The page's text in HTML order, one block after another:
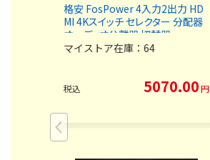
格安 FosPower 4入力2出力 HD
MI 4Kスイッチ セレクター 分配器
オーディオ分離器 切替器
マイストア在庫： 64
税込 5070.00円